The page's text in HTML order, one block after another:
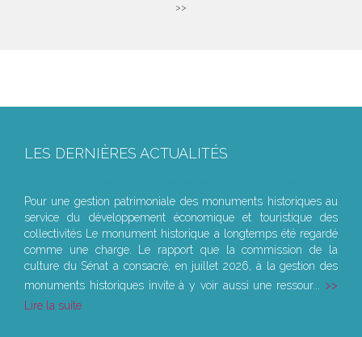
>>
LES DERNIÈRES ACTUALITÉS
Pour une gestion patrimoniale des monuments historiques au
service du développement économique et touristique des
collectivités Le monument historique a longtemps été regardé
comme une charge. Le rapport que la commission de la
culture du Sénat a consacré, en juillet 2026, à la gestion des
monuments historiques invite à y voir aussi une ressour...
Lire la suite